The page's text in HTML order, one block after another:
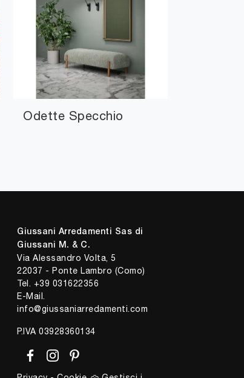
Odette Specchio
Giussani Arredamenti Sas di
Giussani M. & C.
Via Alessandro Volta, 5
22037 - Ponte Lambro (Como)
Tel. +39 031622356
E-Mail.
info@giussaniarredamenti.com
P.IVA 03928360134